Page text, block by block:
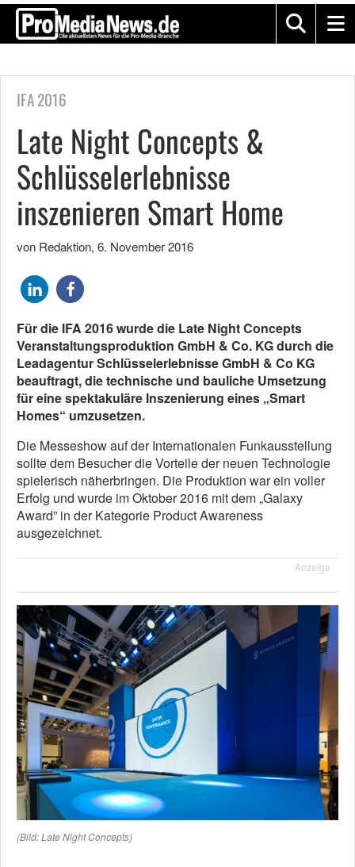
IFA 2016
Late Night Concepts &
Schlüsselerlebnisse
inszenieren Smart Home
von Redaktion, 6. November 2016
Für die IFA 2016 wurde die Late Night Concepts
Veranstaltungsproduktion GmbH & Co. KG durch die
Leadagentur Schlüsselerlebnisse GmbH & Co KG
beauftragt, die technische und bauliche Umsetzung
für eine spektakuläre Inszenierung eines „Smart
Homes“ umzusetzen.
Die Messeshow auf der Internationalen Funkausstellung
sollte dem Besucher die Vorteile der neuen Technologie
spielerisch näherbringen. Die Produktion war ein voller
Erfolg und wurde im Oktober 2016 mit dem „Galaxy
Award” in der Kategorie Product Awareness
ausgezeichnet.
Anzeige
(Bild: Late Night Concepts)